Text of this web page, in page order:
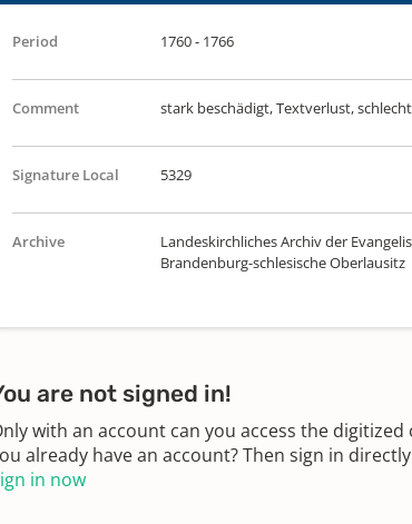
Period 1760 - 1766
Comment stark beschädigt, Textverlust,
Signature Local 5329
Archive
Landeskirchliches Archiv der
Brandenburg-schlesische Oberlausitz
are not signed in!
with an account can you access the
already have an account? Then sign in
in now